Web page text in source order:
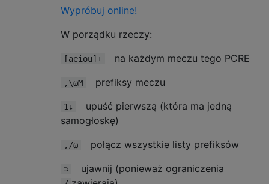
Wypróbuj online!
W porządku rzeczy:
[aeiou]+ na każdym meczu tego PCRE
,\⍵M prefiksy meczu
1↓
upuść pierwszą (która ma jedną
samogłoskę)
,/⍵ połącz wszystkie listy prefiksów
⊃ ujawnij (ponieważ ograniczenia